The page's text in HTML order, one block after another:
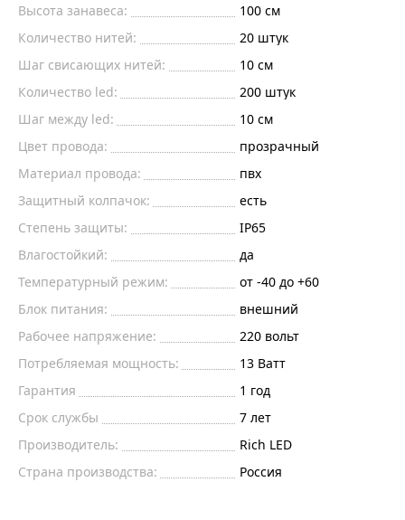
Высота занавеса:
100 см
Количество нитей:
20 штук
Шаг свисающих нитей:
10 см
Количество led:
200 штук
Шаг между led:
10 см
Цвет провода:
прозрачный
Материал провода:
пвх
Защитный колпачок:
есть
Степень защиты:
IP65
Влагостойкий:
да
Температурный режим:
от -40 до +60
Блок питания:
внешний
Рабочее напряжение:
220 вольт
Потребляемая мощность:
13 Ватт
Гарантия
1 год
Срок службы
7 лет
Производитель:
Rich LED
Страна производства:
Россия